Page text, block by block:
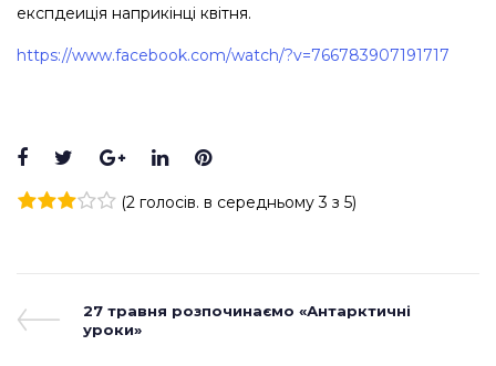
експдеиція наприкінці квітня.
https://www.facebook.com/watch/?v=766783907191717
Facebook
TwitterGoogle+
LinkedInPinterest
(2 голосів. в середньому3 з 5)
Навігація
записів
Previous
Post
27 травня розпочинаємо «Антарктичні
уроки»